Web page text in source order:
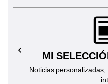
MI
Noticias
←